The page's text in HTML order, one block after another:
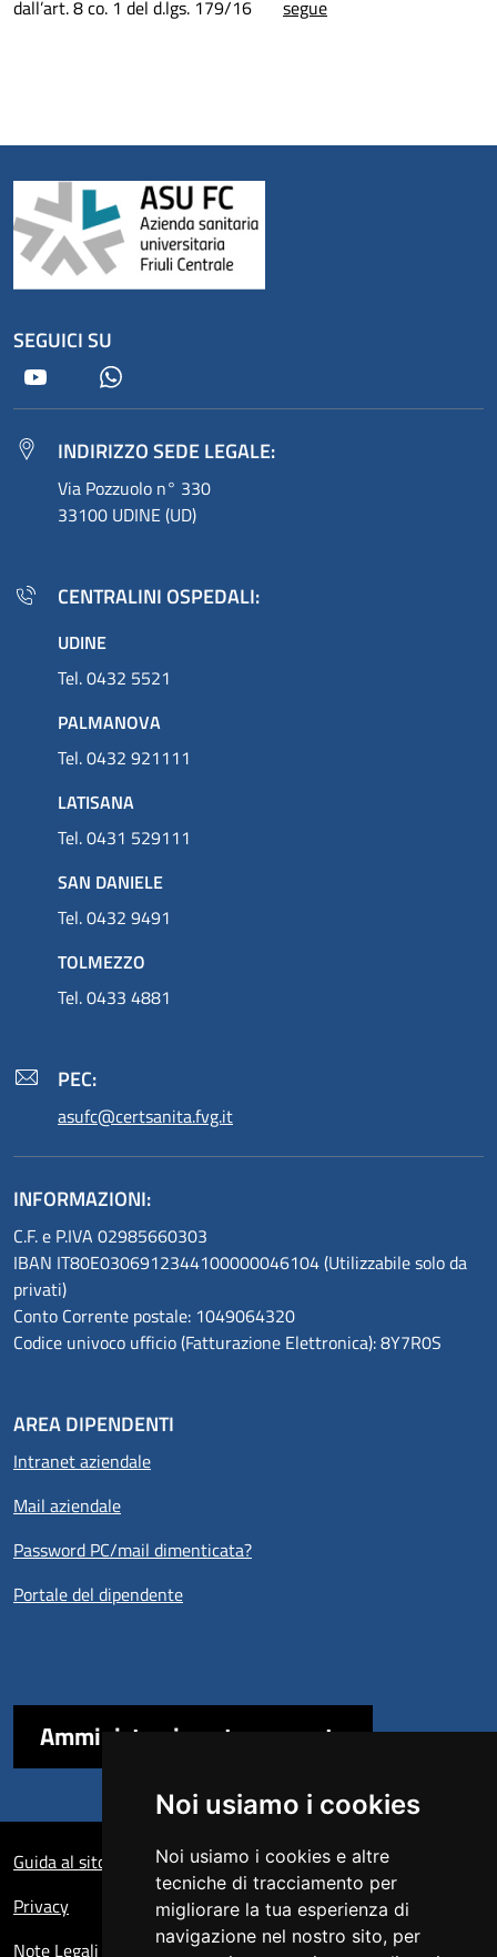
Noi usiamo i cookies
Noi usiamo i cookies e altre
tecniche di tracciamento per
migliorare la tua esperienza di
navigazione nel nostro sito, per
dall’art. 8 co. 1 del d.lgs. 179/16
segue
SEGUICI SU
Youtube
INDIRIZZO SEDE LEGALE:
Via Pozzuolo n° 330
33100 UDINE (UD)
CENTRALINI OSPEDALI:
UDINE
Tel. 0432 5521
PALMANOVA
Tel. 0432 921111
LATISANA
Tel. 0431 529111
SAN DANIELE
Tel. 0432 9491
TOLMEZZO
Tel. 0433 4881
PEC:
asufc@certsanita.fvg.it
INFORMAZIONI:
C.F. e P.IVA 02985660303
IBAN IT80E0306912344100000046104 (Utilizzabile solo da
privati)
Conto Corrente postale: 1049064320
Codice univoco ufficio (Fatturazione Elettronica): 8Y7R0S
AREA DIPENDENTI
Intranet aziendale
Mail aziendale
Password PC/mail dimenticata?
Portale del dipendente
Amministrazione trasparente
Guida al sito
Privacy
Note Legali